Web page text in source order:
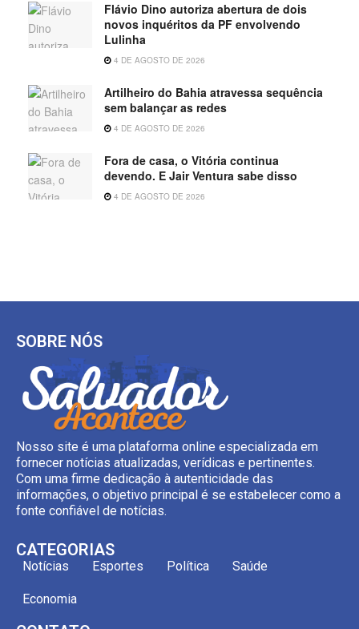
Flávio Dino autoriza abertura de dois
novos inquéritos da PF envolvendo
Lulinha
4 DE AGOSTO DE 2026
Artilheiro do Bahia atravessa sequência
sem balançar as redes
4 DE AGOSTO DE 2026
Fora de casa, o Vitória continua
devendo. E Jair Ventura sabe disso
4 DE AGOSTO DE 2026
SOBRE NÓS
Nosso site é uma plataforma online especializada em
fornecer notícias atualizadas, verídicas e pertinentes.
Com uma firme dedicação à autenticidade das
informações, o objetivo principal é se estabelecer como a
fonte confiável de notícias.
CATEGORIAS
Notícias Esportes Política Saúde
Economia